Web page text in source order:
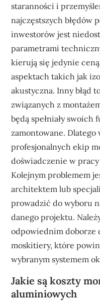
staranności i
najczęstszych błędów
inwestorów jest
parametrami
kierują się jedynie
aspektach takich jak
akustyczna. Inny błąd
związanych z
będą spełniały swoich
zamontowane. Dlatego
profesjonalnych ekip
doświadczenie w
Kolejnym problemem
architektem lub
prowadzić do wyboru
danego projektu.
odpowiednim doborze
moskitiery, które
wybranym systemem
Jakie są koszty
aluminiowych